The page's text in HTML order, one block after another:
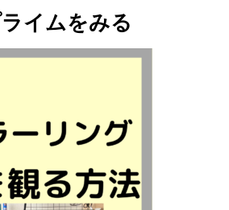
イムをみる